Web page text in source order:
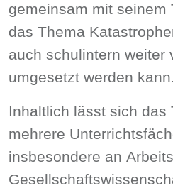
gemeinsam mit seinem
das Thema
auch schulintern weiter
umgesetzt werden kann.
Inhaltlich lässt sich das
mehrere
insbesondere an